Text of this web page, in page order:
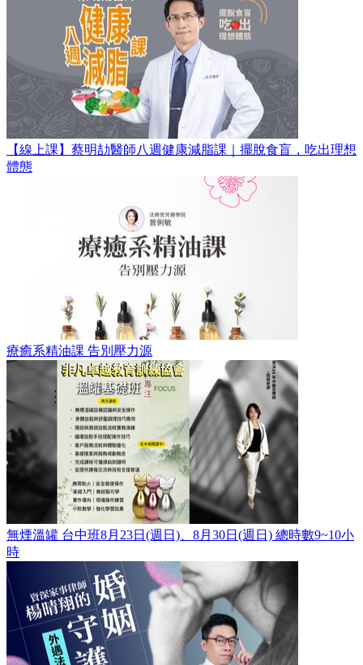
【線上課】蔡明劼醫師八週健康減脂課｜擺脫食盲，吃出理想
體態
療癒系精油課 告別壓力源
無煙溫罐 台中班8月23日(週日)、8月30日(週日) 總時數9~10小
時